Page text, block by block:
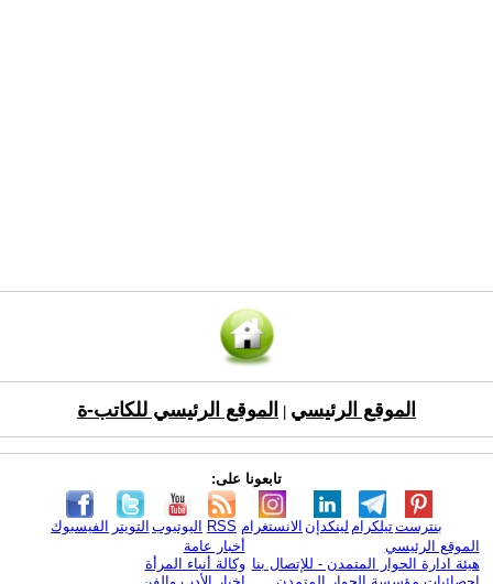
الموقع الرئيسي الموقع الرئيسي للكاتب-ة
تابعونا على:
الفيسبوك التويتر اليوتيوب RSS الانستغرام لينكدإن تيلكرامبنترست
الموقع الرئيسي
هيئة ادارة الحوار المتمدن - للإتصال بنا
أخبار عامة
وكالة أنباء المرأة